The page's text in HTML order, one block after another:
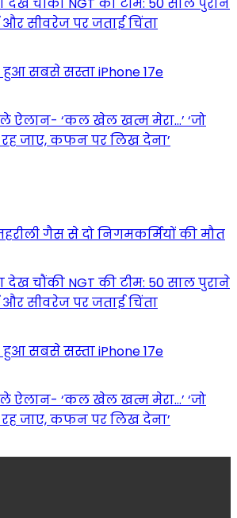
सीवरेज पर जताई चिंता
हुआ सबसे सस्ता iPhone 17e
ऐलान- ‘कल खेल खत्म मेरा…’ ‘जो
जाए, कफन पर लिख देना’
गैस से दो निगमकर्मियों की मौत
देख चौंकी NGT की टीम: 50 साल पुराने
सीवरेज पर जताई चिंता
हुआ सबसे सस्ता iPhone 17e
ऐलान- ‘कल खेल खत्म मेरा…’ ‘जो
जाए, कफन पर लिख देना’